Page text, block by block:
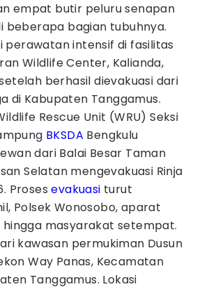
empat butir peluru senapan
beberapa bagian tubuhnya.
perawatan intensif di fasilitas
Wildlife Center, Kalianda,
berhasil dievakuasi dari
di Kabupaten Tanggamus.
Rescue Unit (WRU) Seksi
BKSDA Bengkulu
dari Balai Besar Taman
Selatan mengevakuasi Rinja
Prosesevakuasi turut
Polsek Wonosobo, aparat
hingga masyarakat setempat.
kawasan permukiman Dusun
Way Panas, Kecamatan
Tanggamus. Lokasi